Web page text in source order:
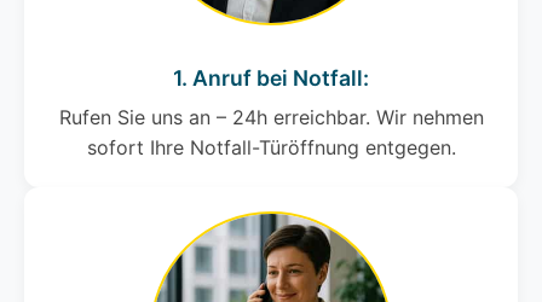
1. Anruf bei Notfall:
Rufen Sie uns an – 24h erreichbar. Wir nehmen
sofort Ihre Notfall-Türöffnung entgegen.